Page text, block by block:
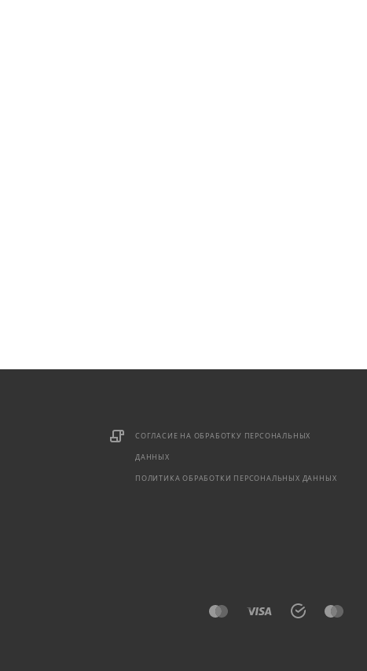
СОГЛАСИЕ НА ОБРАБОТКУ ПЕРСОНАЛЬНЫХ
ДАННЫХ
ПОЛИТИКА ОБРАБОТКИ ПЕРСОНАЛЬНЫХ ДАННЫХ